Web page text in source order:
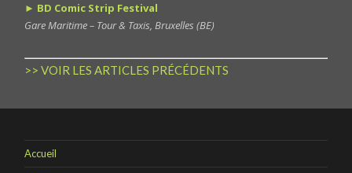
► BD Comic Strip Festival
Gare Maritime – Tour & Taxis, Bruxelles (BE)
>> VOIR LES ARTICLES PRÉCÉDENTS
Accueil